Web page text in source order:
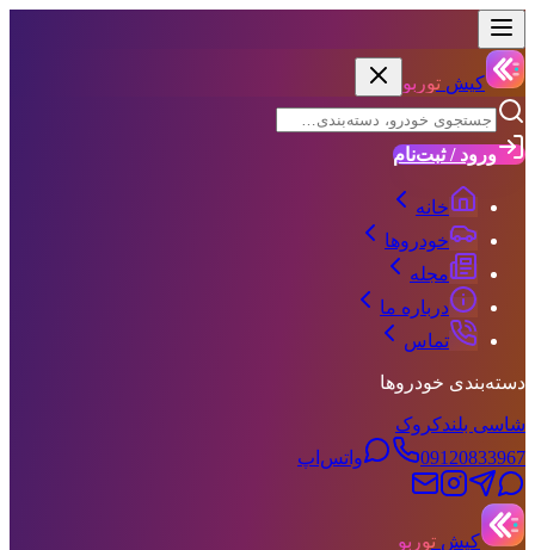
کیش توربو
ورود / ثبت‌نام
خانه
خودروها
مجله
درباره ما
تماس
دسته‌بندی خودروها
شاسی بلندکروک
09120833967
واتس‌اپ
کیش توربو